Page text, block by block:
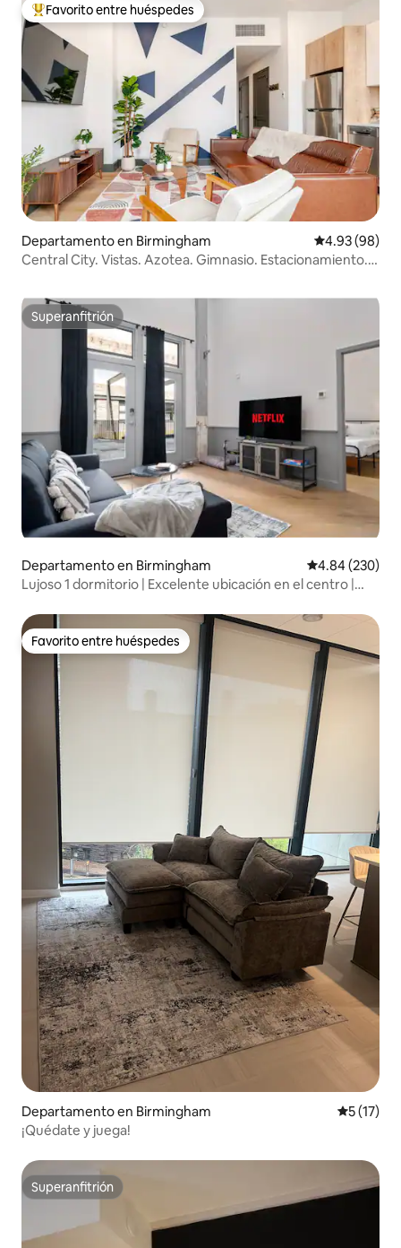
De los mejores en Favorito entre huéspedes
Favorito entre huéspedes
Departamento en Birmingham Calificación
4.93 (98)
Central City. Vistas. Azotea. Gimnasio. Estacionamiento.
Superanfitrión
Superanfitrión
Departamento en Birmingham Calificación
4.84 (230)
Lujoso 1 dormitorio | Excelente ubicación en el centro |
Favorito entre huéspedes
Favorito entre huéspedes
Departamento en Birmingham
5 (17)
¡Quédate y juega!
Superanfitrión
Superanfitrión